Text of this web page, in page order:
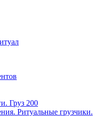
Груз 200
Ритуальные грузчики.